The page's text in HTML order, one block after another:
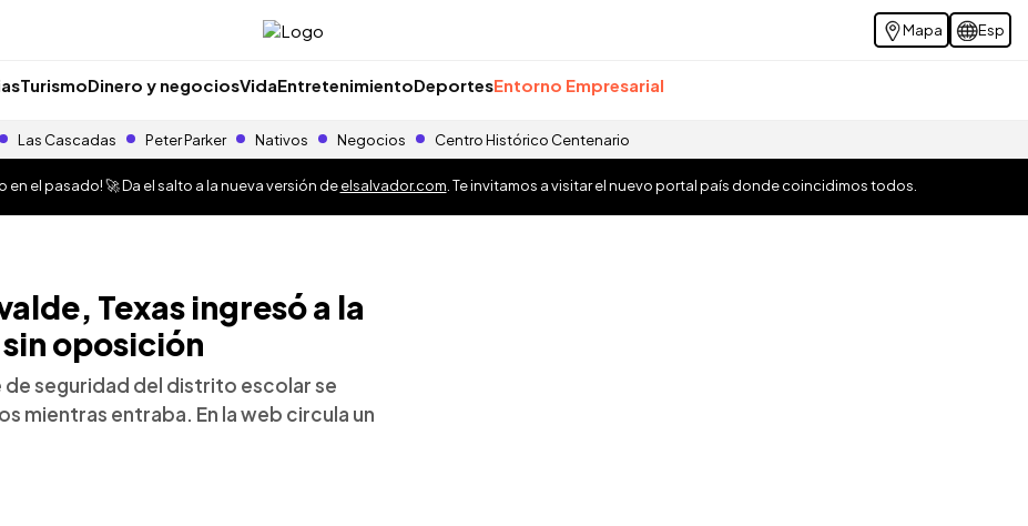
Mapa Esp
TurismoDinero y negociosVidaEntretenimientoDeportesEntorno Empresarial
Las Cascadas Peter Parker Nativos Negocios Centro Histórico Centenario
en el pasado! 🚀 Da el salto a la nueva versión deelsalvador.com . Te invitamos a visitar el nuevo portal país donde coincidimos todos.
Texas ingresó a la
oposición
de seguridad del distrito escolar se
mientras entraba. En la web circula un